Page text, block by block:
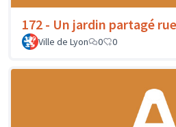
172 - Un jardin partagé
Ville de Lyon
0 0